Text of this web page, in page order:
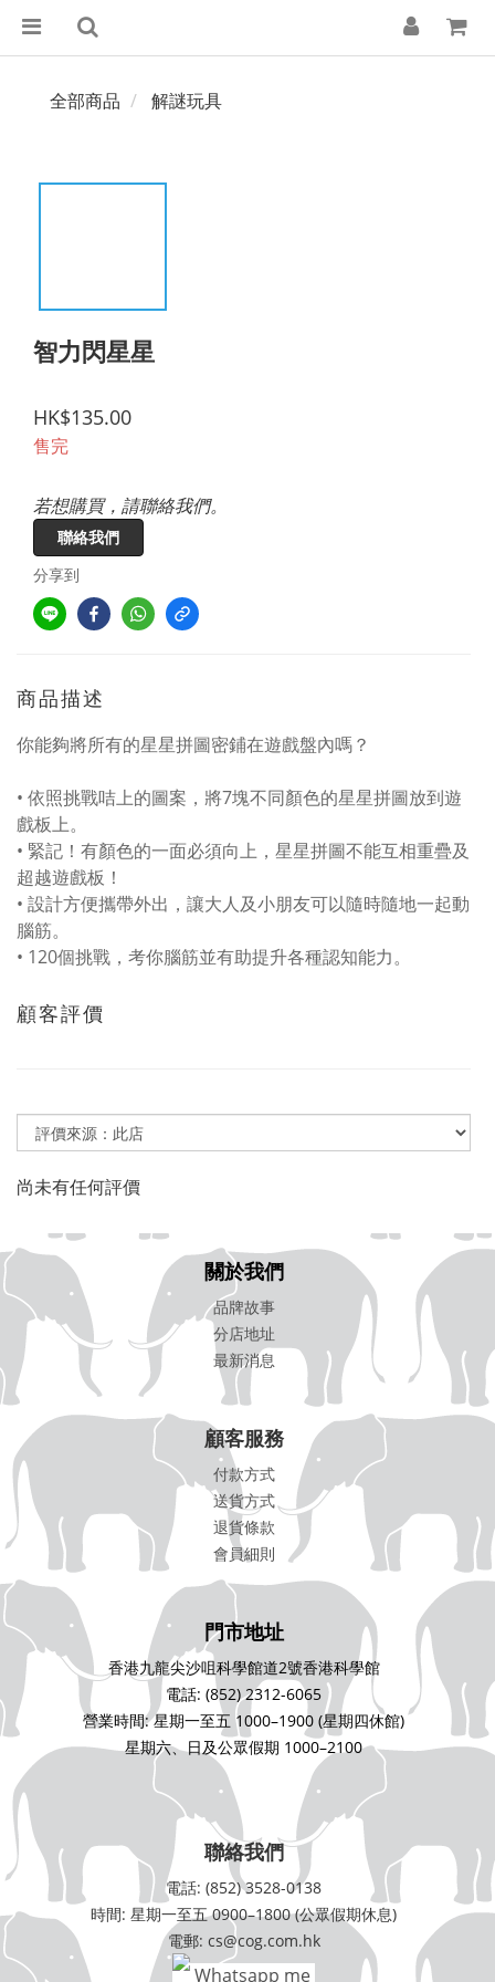
全部商品 解謎玩具
智力閃星星
HK$135.00
售完
若想購買，請聯絡我們。
聯絡我們
分享到
商品描述
你能夠將所有的星星拼圖密鋪在遊戲盤內嗎？
• 依照挑戰咭上的圖案，將7塊不同顏色的星星拼圖放到遊
戲板上。
• 緊記！有顏色的一面必須向上，星星拼圖不能互相重疊及
超越遊戲板！
• 設計方便攜帶外出，讓大人及小朋友可以隨時隨地一起動
腦筋。
• 120個挑戰，考你腦筋並有助提升各種認知能力。
顧客評價
尚未有任何評價
關於我們
品牌故事
分店地址
最新消息
顧客服務
付款方式
送貨方式
退貨條款
會員細則
門市地址
香港九龍尖沙咀科學館道2號香港科學館
電話: (852) 2312-6065
營業時間: 星期一至五 1000–1900 (星期四休館)
星期六、日及公眾假期 1000–2100
聯絡我們
電話: (852) 3528-0138
時間: 星期一至五 0900–1800 (公眾假期休息)
電郵: cs@cog.com.hk
Whatsapp me